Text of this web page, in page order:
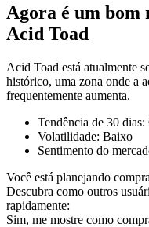
Futuros usando
Agora é um
Acid Toad
Acid Toad está atualmente
histórico, uma zona onde a
frequentemente aumenta.
Tendência de 30 dias:
Volatilidade: Baixo
Sentimento do
Você está planejando
Descubra como outros
rapidamente:
Sim, me mostre como